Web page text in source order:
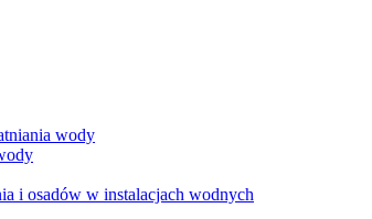
wody
i osadów w instalacjach wodnych